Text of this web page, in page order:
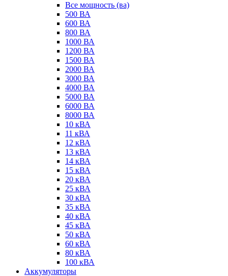
Все мощность (ва)
500 ВА
600 ВА
800 ВА
1000 ВА
1200 ВА
1500 ВА
2000 ВА
3000 ВА
4000 ВА
5000 ВА
6000 ВА
8000 ВА
10 кВА
11 кВА
12 кВА
13 кВА
14 кВА
15 кВА
20 кВА
25 кВА
30 кВА
35 кВА
40 кВА
45 кВА
50 кВА
60 кВА
80 кВА
100 кВА
Аккумуляторы